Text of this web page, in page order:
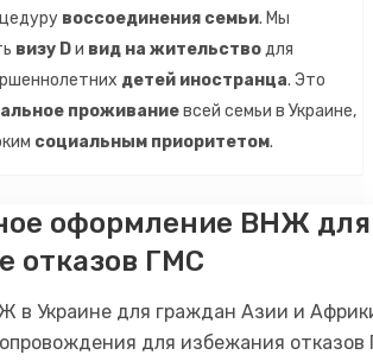
воссоединения семьи. Мы
визу Dи вид на жительстводля
детей иностранца. Это
проживаниевсей семьи в Украине,
социальным приоритетом.
оформление ВНЖ
отказов ГМС
в Украине для граждан Азии и
для избежания